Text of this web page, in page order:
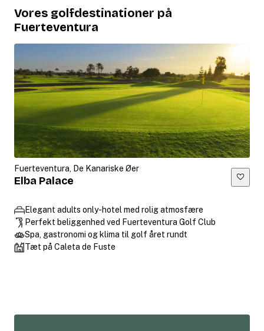
Vores golfdestinationer på
Fuerteventura
Fuerteventura, De Kanariske Øer
Elba Palace
Elegant adults only-hotel med rolig atmosfære
Perfekt beliggenhed ved Fuerteventura Golf Club
Spa, gastronomi og klima til golf året rundt
Tæt på Caleta de Fuste